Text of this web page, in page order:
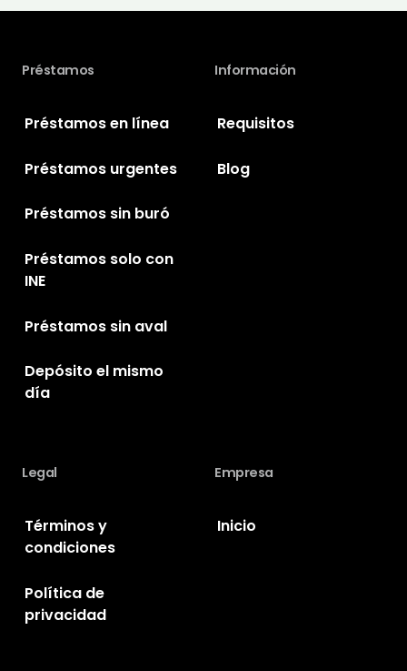
Préstamos
Préstamos en línea
Préstamos urgentes
Préstamos sin buró
Préstamos solo con
INE
Préstamos sin aval
Depósito el mismo
día
Información
Requisitos
Blog
Legal
Términos y
condiciones
Política de
privacidad
Empresa
Inicio